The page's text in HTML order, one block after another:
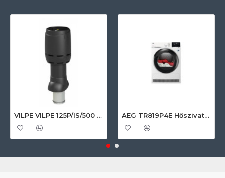
VILPE VILPE 125P/IS/500 FLOW tetőszellőző, fekete Szellőztető ventilátor tartozékok AEG TR819P4E Hőszivattyús szárítógép